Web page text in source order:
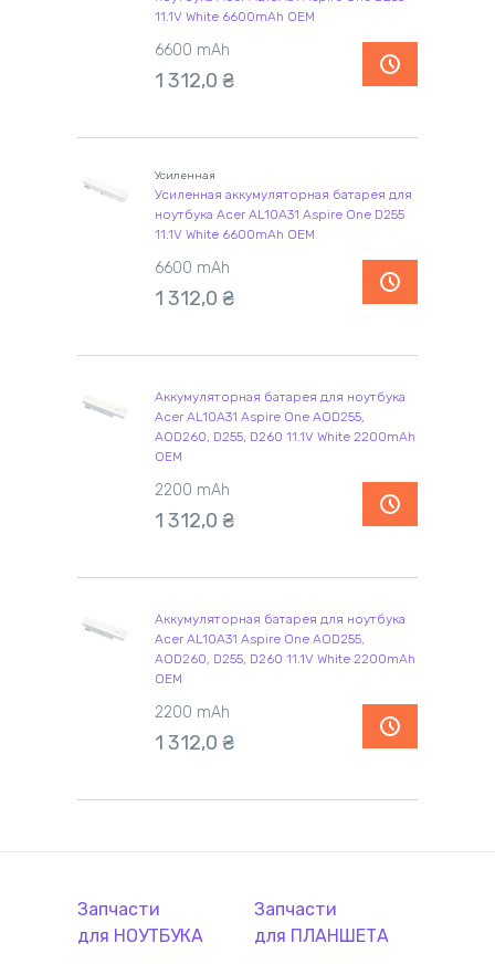
11.1V White 6600mAh OEM
6600 mAh
1 312,0 ₴
Усиленная
Усиленная аккумуляторная батарея для
ноутбука Acer AL10A31 Aspire One D255
11.1V White 6600mAh OEM
6600 mAh
1 312,0 ₴
Аккумуляторная батарея для ноутбука
Acer AL10A31 Aspire One AOD255,
AOD260, D255, D260 11.1V White 2200mAh
OEM
2200 mAh
1 312,0 ₴
Аккумуляторная батарея для ноутбука
Acer AL10A31 Aspire One AOD255,
AOD260, D255, D260 11.1V White 2200mAh
OEM
2200 mAh
1 312,0 ₴
Запчасти
для НОУТБУКА
Запчасти
для ПЛАНШЕТА